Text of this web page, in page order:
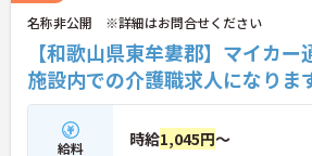
名称非公開 ※詳細はお問合せください
【和歌山県東牟婁郡】マイカ
施設内での介護職求人になりま
給料 時給1,045円～